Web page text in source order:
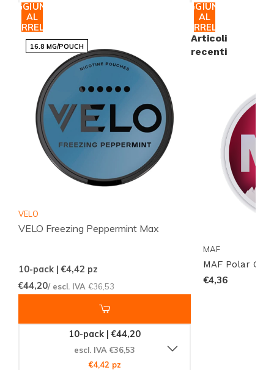
consumo quotidiano.
Dettagli rapidi
Intensità: extra forte. Gusto: menta e frutta rossa.
Dimensione: slim.
Scopri l'intera selezione di sacchetti di nicotina e snus
Snussie.come trova l'intensità che si adatta ai tuoi
momenti. Esplora le nostre collezioni per categoria,
confronta i marchi su
Brandse seguici su
Instagram
Ordina online in modo semplice e ricevi rapidamente i
tuoi preferiti. Prodotti riservati ai clienti 18+ only.
AGGIUNGI
AL
CARRELLO
AGGIUNGI
AL
CARRELLO
16.8 MG/POUCH
VELO
VELO Freezing Peppermint Max
10-pack | €4,42 pz
€44,20/ escl. IVA €36,53
10-pack | €44,20
escl. IVA €36,53
€4,42 pz
Articoli
recenti
MAF
MAF Polar
€4,36